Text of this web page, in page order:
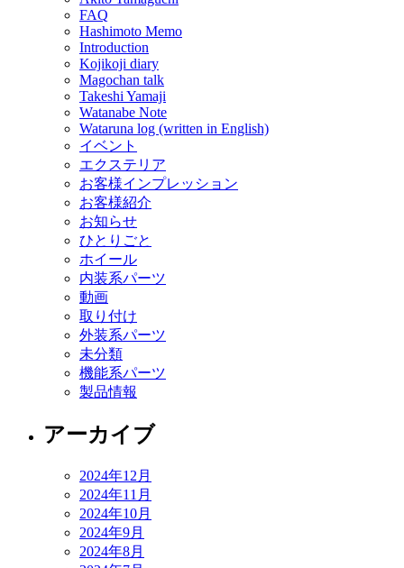
FAQ
Hashimoto Memo
Introduction
Kojikoji diary
Magochan talk
Takeshi Yamaji
Watanabe Note
Wataruna log (written in English)
イベント
エクステリア
お客様インプレッション
お客様紹介
お知らせ
ひとりごと
ホイール
内装系パーツ
動画
取り付け
外装系パーツ
未分類
機能系パーツ
製品情報
アーカイブ
2024年12月
2024年11月
2024年10月
2024年9月
2024年8月